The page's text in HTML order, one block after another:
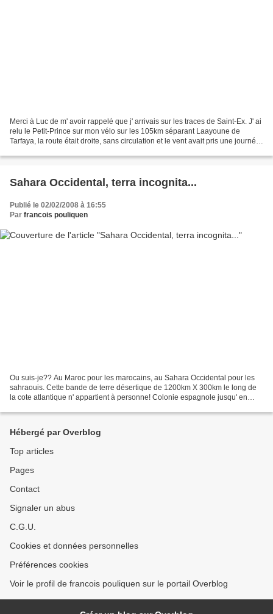
Merci à Luc de m' avoir rappelé que j' arrivais sur les traces de Saint-Ex. J' ai
relu le Petit-Prince sur mon vélo sur les 105km séparant Laayoune de
Tarfaya, la route était droite, sans circulation et le vent avait pris une journée
Sahara Occidental, terra incognita...
Publié le 02/02/2008 à 16:55
Par francois pouliquen
Ou suis-je?? Au Maroc pour les marocains, au Sahara Occidental pour les
sahraouis. Cette bande de terre désertique de 1200km X 300km le long de
la cote atlantique n' appartient à personne! Colonie espagnole jusqu' en
Hébergé par Overblog
Top articles
Pages
Contact
Signaler un abus
C.G.U.
Cookies et données personnelles
Préférences cookies
Voir le profil de francois pouliquen sur le portail Overblog